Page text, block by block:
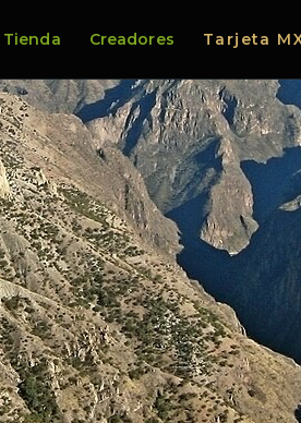
Tienda Creadores Tarjeta